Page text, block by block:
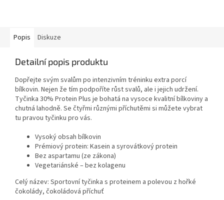
Popis Diskuze
Detailní popis produktu
Dopřejte svým svalům po intenzivním tréninku extra porcí
bílkovin. Nejen že tím podpoříte růst svalů, ale i jejich udržení.
Tyčinka 30% Protein Plus je bohatá na vysoce kvalitní bílkoviny a
chutná lahodně. Se čtyřmi různými příchutěmi si můžete vybrat
tu pravou tyčinku pro vás.
Vysoký obsah bílkovin
Prémiový protein: Kasein a syrovátkový protein
Bez aspartamu (ze zákona)
Vegetariánské – bez kolagenu
Celý název: Sportovní tyčinka s proteinem a polevou z hořké
čokolády, čokoládová příchuť